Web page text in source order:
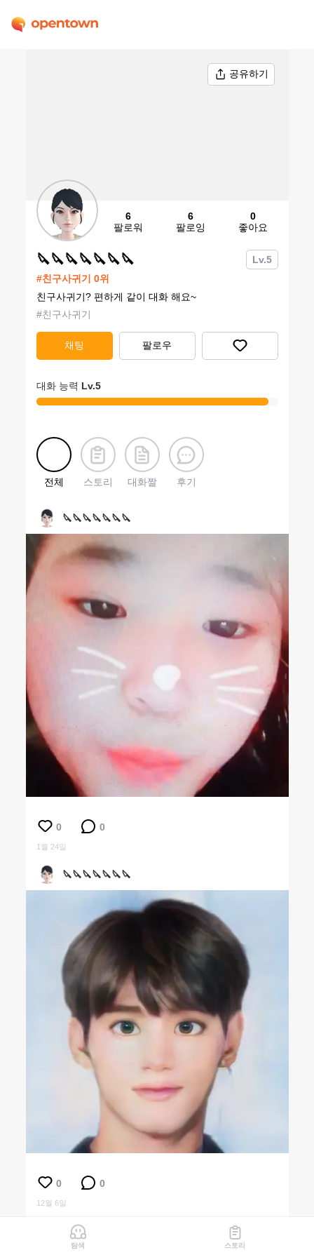
탐색 스토리
공유하기
6
팔로워
6
팔로잉
0
좋아요
🔪🔪🔪🔪🔪🔪🔪 Lv.5
#친구사귀기 0위
친구사귀기? 편하게 같이 대화 해요~
#친구사귀기
채팅 팔로우
대화 능력 Lv.5
전체 스토리 대화짤 후기
🔪🔪🔪🔪🔪🔪🔪
0 0
1월 24일
🔪🔪🔪🔪🔪🔪🔪
0 0
12월 6일